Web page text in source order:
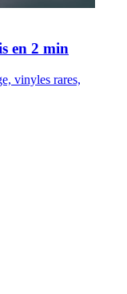
en 2 min
vinyles rares,